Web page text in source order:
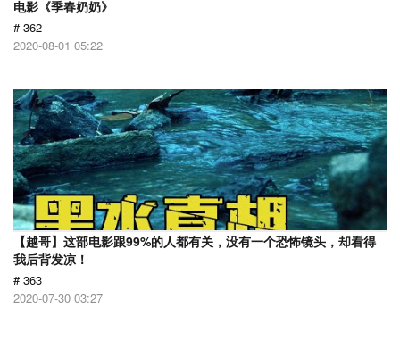
电影《季春奶奶》
# 362
2020-08-01 05:22
【越哥】这部电影跟99%的人都有关，没有一个恐怖镜头，却看得
我后背发凉！
# 363
2020-07-30 03:27